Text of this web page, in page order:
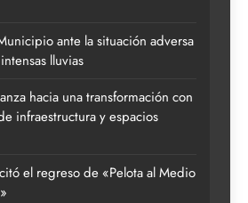
ante la situación adversa
lluvias
hacia una transformación con
infraestructura y espacios
el regreso de «Pelota al Medio